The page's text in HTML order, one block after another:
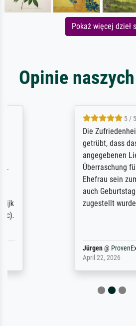
Pokaż więcej dzieł
Opinie
5 / 5
Die Zufriedenheit ist auch
getrübt, dass das Bild
angegebenen
Überraschung für die
Ehefrau sein zum
auch Geburtstag sein) doch
zugestellt wurde.
ProvenExpert